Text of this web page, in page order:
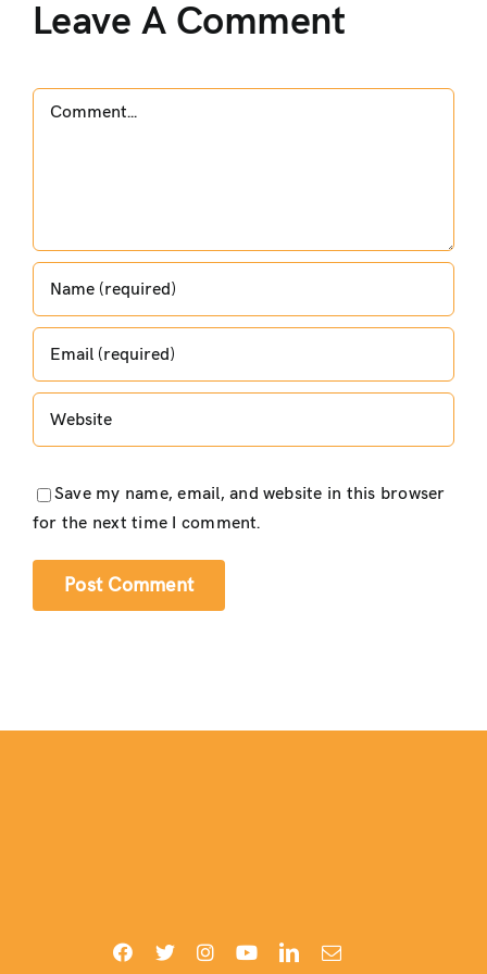
Leave A Comment
Comment
Save my name, email, and website in this browser
for the next time I comment.